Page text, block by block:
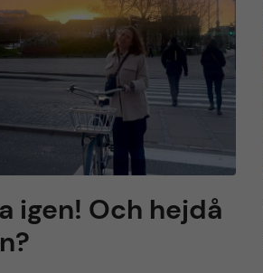
igen! Och hejdå